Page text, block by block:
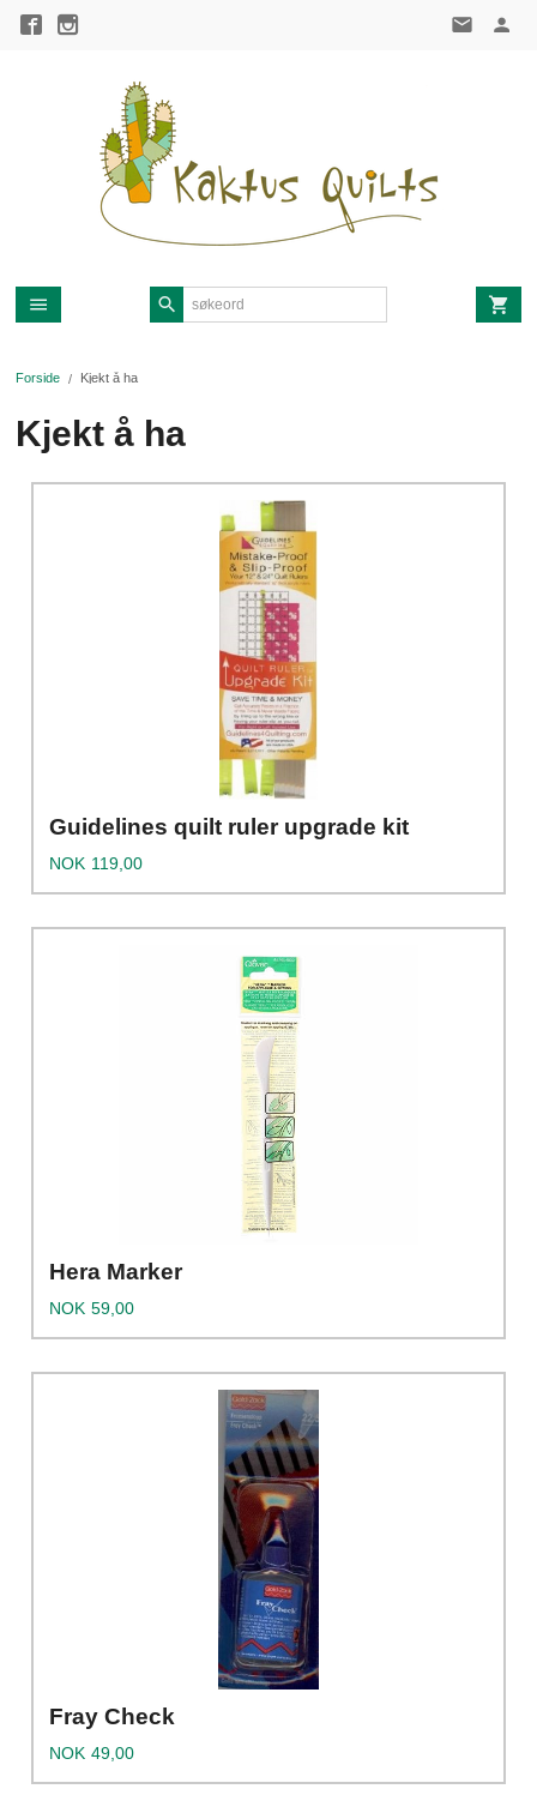
Gå
Forside Kjekt å ha
Kjekt å ha
Guidelines quilt ruler upgrade kit
Pris
NOK 119,00
Hera Marker
Pris
NOK 59,00
Fray Check
Pris
NOK 49,00